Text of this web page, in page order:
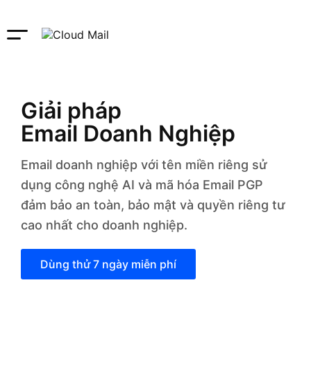
Giải pháp
Email Doanh Nghiệp
Email doanh nghiệp với tên miền riêng sử
dụng công nghệ AI và mã hóa Email PGP
đảm bảo an toàn, bảo mật và quyền riêng tư
cao nhất cho doanh nghiệp.
Dùng thử 7 ngày miễn phí